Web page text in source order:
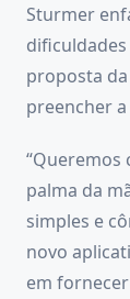
Sturmer
proposta
preencher
“Queremos
palma da
simples e
novo
em